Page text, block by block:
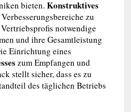
bieten. Konstruktives
zu
notwendige
und ihre Gesamtleistung
Einrichtung eines
zum Empfangen und
stellt sicher, dass es zu
des täglichen Betriebs